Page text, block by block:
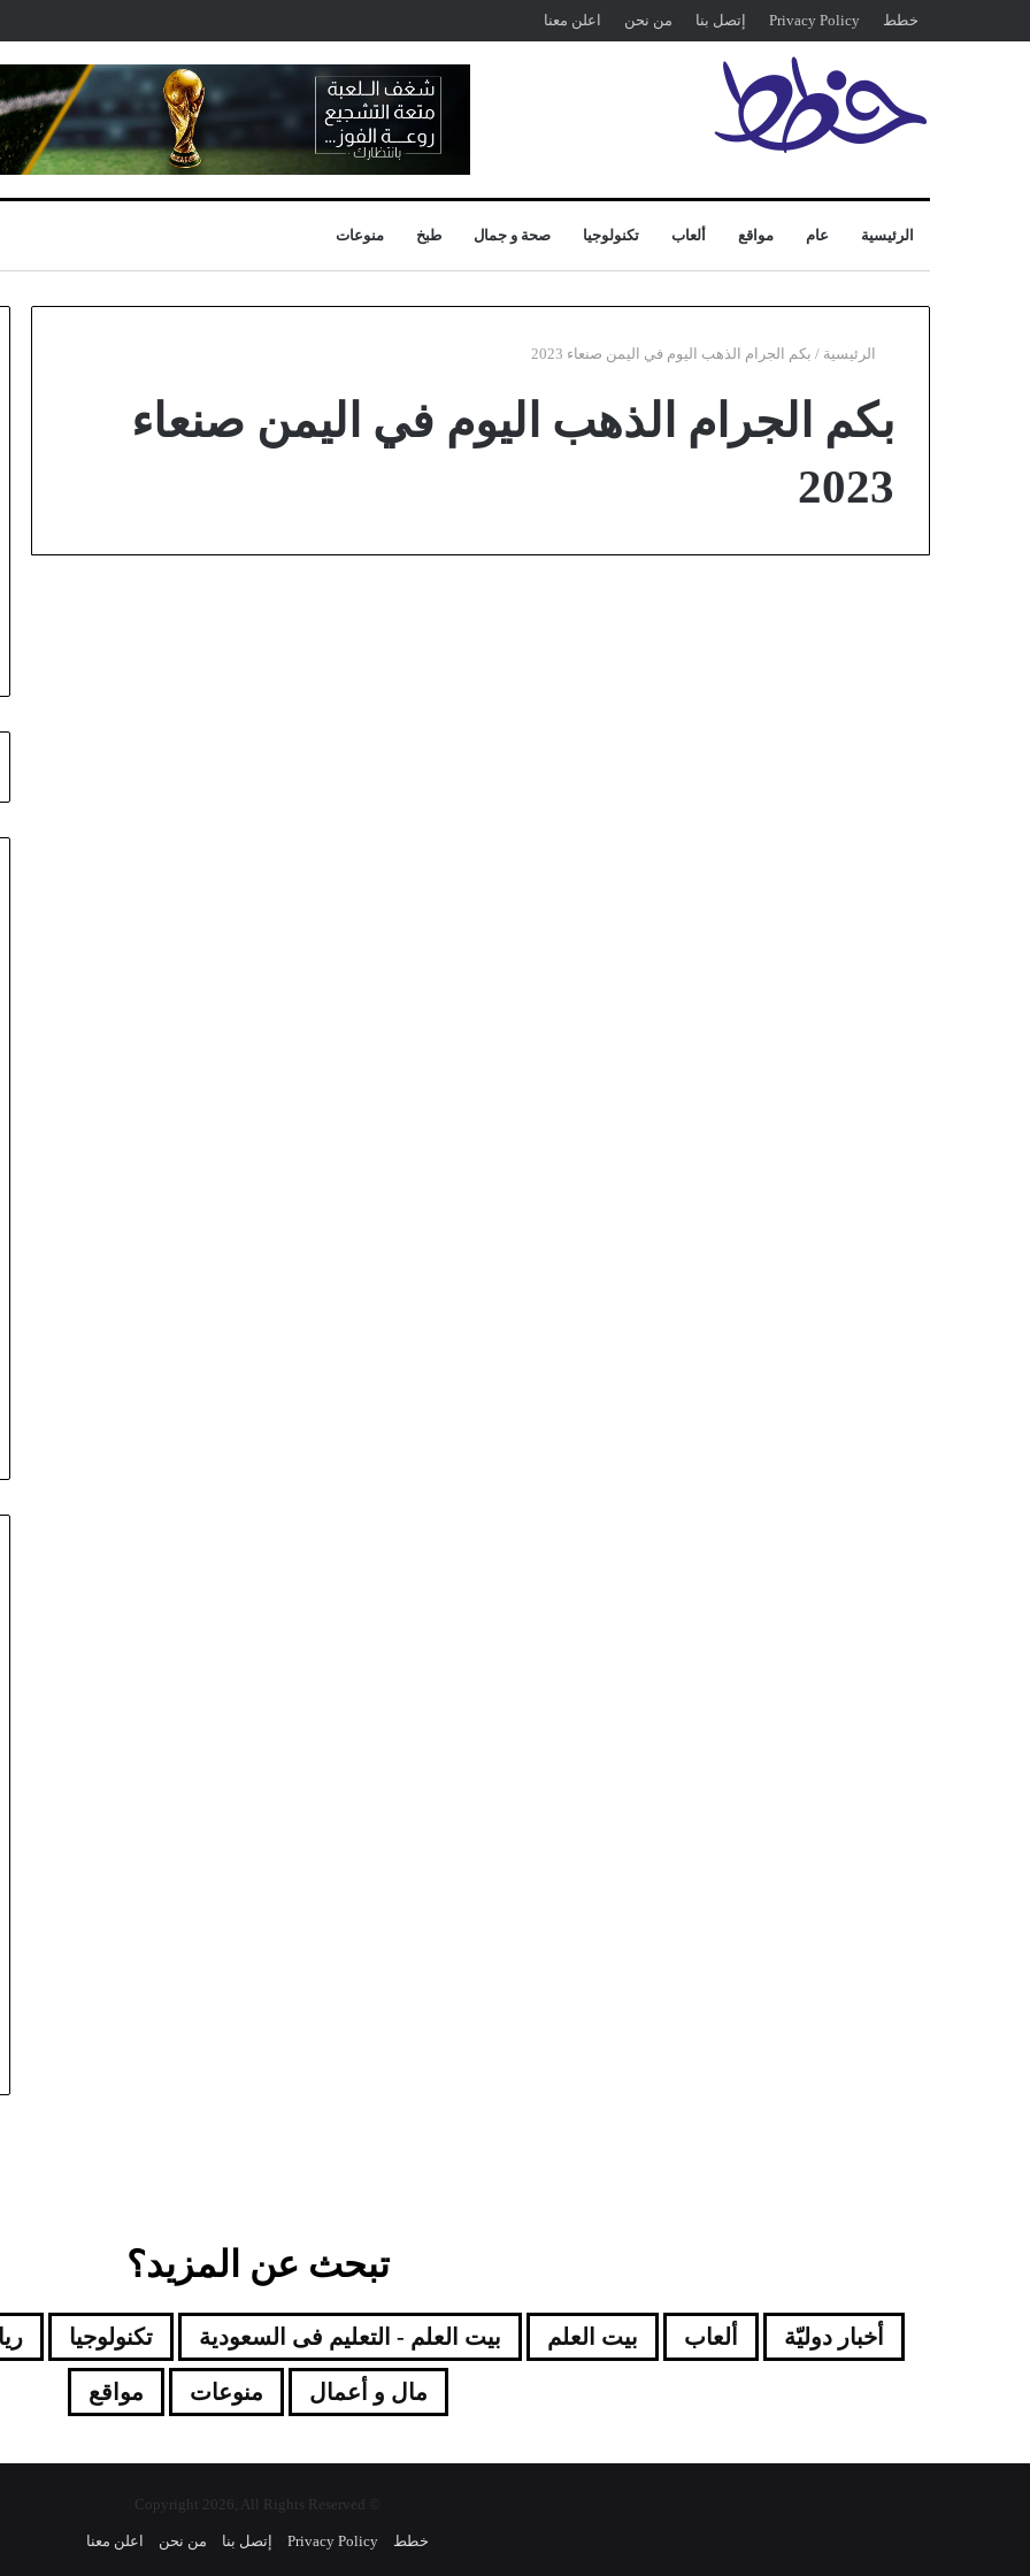
خطط Privacy Policy إتصل بنا من نحن اعلن معنا
الرئيسية عام مواقع ألعاب تكنولوجيا صحة و جمال طبخ منوعات
الرئيسية / بكم الجرام الذهب اليوم في اليمن صنعاء 2023
بكم الجرام الذهب اليوم في اليمن صنعاء
2023
تبحث عن المزيد؟
أخبار دوليّة ألعاب بيت العلم بيت العلم - التعليم فى السعودية تكنولوجيا
مال و أعمال منوعات مواقع
خطط Privacy Policy إتصل بنا من نحن اعلن معنا